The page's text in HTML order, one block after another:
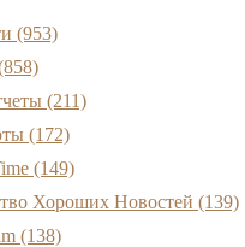
(953)
(211)
(172)
(149)
Хороших Новостей (139)
(138)